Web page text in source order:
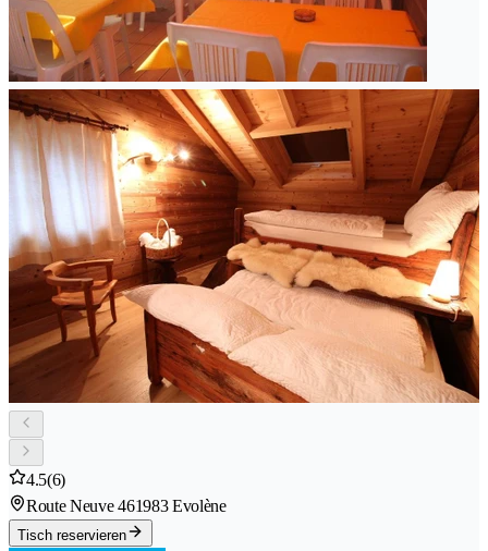
4.5(6)
Route Neuve 461983 Evolène
Tisch reservieren